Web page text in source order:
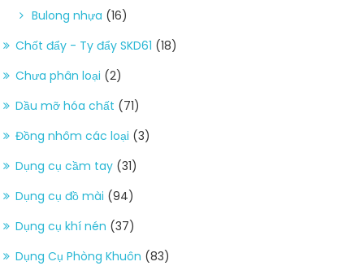
Bulong nhựa (16)
Chốt đẩy - Ty đẩy SKD61 (18)
Chưa phân loại (2)
Dầu mỡ hóa chất (71)
Đồng nhôm các loại (3)
Dụng cụ cầm tay (31)
Dụng cụ đồ mài (94)
Dụng cụ khí nén (37)
Dụng Cụ Phòng Khuôn (83)